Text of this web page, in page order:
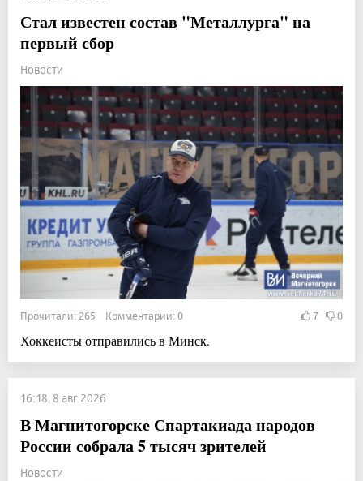
Стал известен состав "Металлурга" на
первый сбор
Новости
Прочитали: 265 Комментарии: 0 7 0
Хоккеисты отправились в Минск.
16:18, 8 авг 2026
В Магнитогорске Спартакиада народов
России собрала 5 тысяч зрителей
Новости